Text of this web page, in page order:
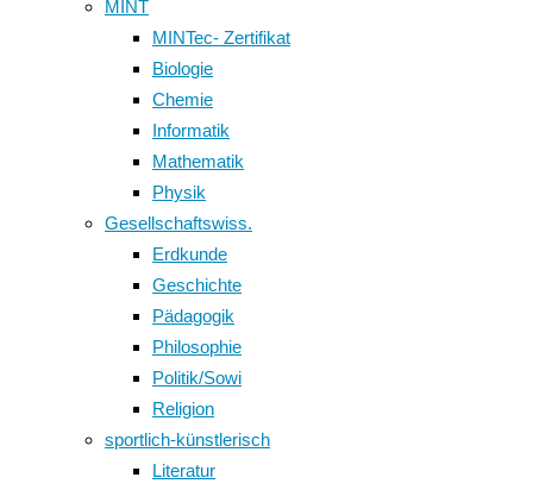
MINT
MINTec- Zertifikat
Biologie
Chemie
Informatik
Mathematik
Physik
Gesellschaftswiss.
Erdkunde
Geschichte
Pädagogik
Philosophie
Politik/Sowi
Religion
sportlich-künstlerisch
Literatur